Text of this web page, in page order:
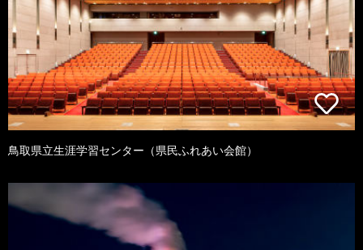
鳥取県立生涯学習センター（県民ふれあい会館）